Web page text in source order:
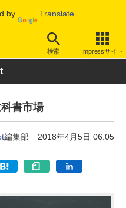
by Translate
検索 Impressサイト
教育/子ども
書市場
編集部 2018年4月5日 06:05